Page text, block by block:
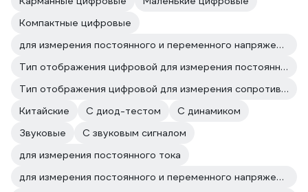
Компактные цифровые
для измерения постоянного и переменного напряжения для измерения сопротивления
Тип отображения цифровой для измерения постоянного и переменного напряжения
Тип отображения цифровой для измерения сопротивления
Китайские
С диод-тестом
С динамиком
Звуковые
С звуковым сигналом
для измерения постоянного тока
для измерения постоянного и переменного напряжения для измерения постоянного тока